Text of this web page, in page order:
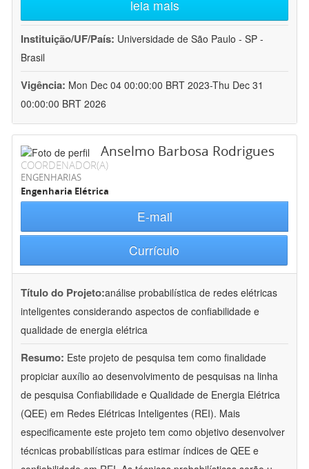
leia mais
Instituição/UF/País: Universidade de São Paulo - SP -
Brasil
Vigência: Mon Dec 04 00:00:00 BRT 2023-Thu Dec 31
00:00:00 BRT 2026
Anselmo Barbosa Rodrigues
COORDENADOR(A)
ENGENHARIAS
Engenharia Elétrica
E-mail
Currículo
Título do Projeto:análise probabilística de redes elétricas
inteligentes considerando aspectos de confiabilidade e
qualidade de energia elétrica
Resumo: Este projeto de pesquisa tem como finalidade
propiciar auxílio ao desenvolvimento de pesquisas na linha
de pesquisa Confiabilidade e Qualidade de Energia Elétrica
(QEE) em Redes Elétricas Inteligentes (REI). Mais
especificamente este projeto tem como objetivo desenvolver
técnicas probabilísticas para estimar índices de QEE e